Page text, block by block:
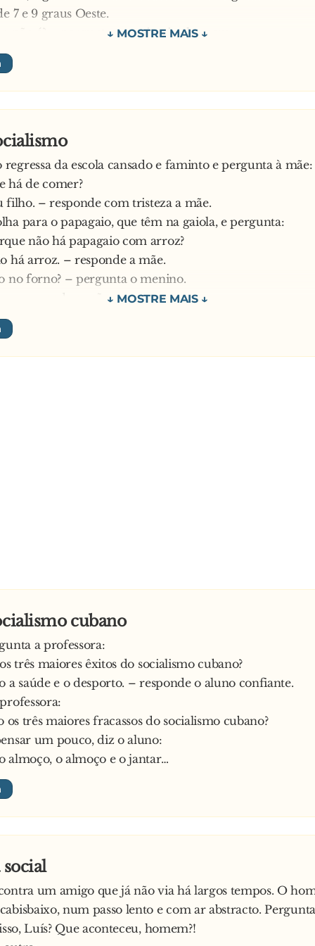
7 e 9 graus Oeste.
não é? – perguntou o primeiro homem.
Como foi que adivinhou?
deu-me uma informação tecnicamente correcta, mas
informação
o segundo homem:
senhor é politico socialista!
descobriu? – pergunta intrigado o politico.
O senhor não sabe onde está, nem para onde ir,
que não pode cumprir e está à espera que alguém lhe
efeito, está exactamente na mesma situação em que
Só que agora, por uma estranha razão, a culpa é
da escola cansado e faminto e pergunta à mãe:
há de comer?
filho. – responde com tristeza a mãe.
para o papagaio, que têm na gaiola, e pergunta:
não há papagaio com arroz?
há arroz. – responde a mãe.
no forno? – pergunta o menino.
– responde a mãe.
no grelhador eléctrico? – pergunta o menino.
– responde a mãe.
frito? – pergunta o menino.
cubano
a professora:
três maiores êxitos do socialismo cubano?
a saúde e o desporto. – responde o aluno confiante.
os três maiores fracassos do socialismo cubano?
um pouco, diz o aluno:
almoço, o almoço e o jantar…
um amigo que já não via há largos tempos. O
num passo lento e com ar abstracto.
Luís? Que aconteceu, homem?!